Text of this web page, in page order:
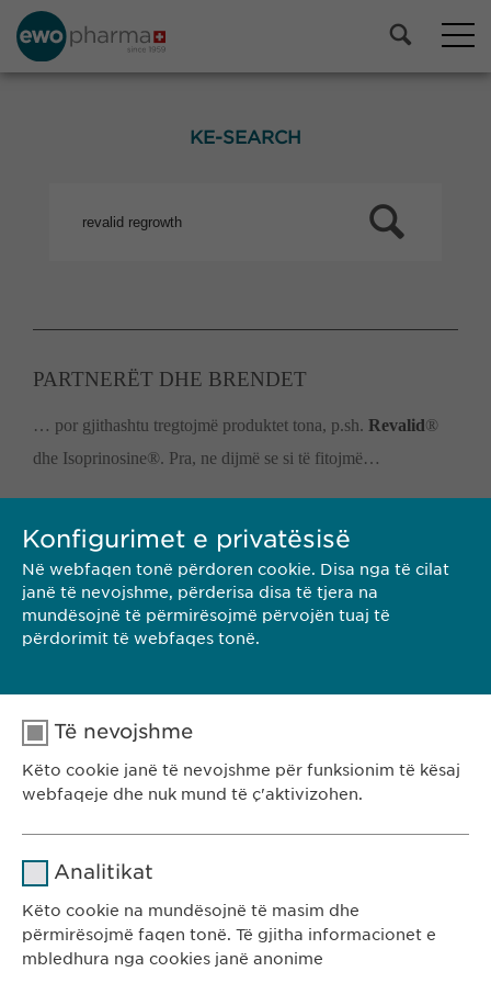
KE-SEARCH
PARTNERËT DHE BRENDET
… por gjithashtu tregtojmë produktet tona, p.sh. Revalid®
dhe Isoprinosine®. Pra, ne dijmë se si të fitojmë…
RRETH EWOPHARMA
…ë atëherë kemi blerë dhe lansuar produkte tona. Brendi
jonëRevalid® – një linjë produktesh për kujdesin holistik
STRATEGJIA JONË
flokëve…
Konfigurimet e privatësisë
Në webfaqen tonë përdoren cookie. Disa nga të cilat
janë të nevojshme, përderisa disa të tjera na
mundësojnë të përmirësojmë përvojën tuaj të
përdorimit të webfaqes tonë.
Të nevojshme
Këto cookie janë të nevojshme për funksionim të kësaj
webfaqeje dhe nuk mund të ç'aktivizohen.
Kohëzgjatja 1 vit
Analitikat
Këto cookie na mundësojnë të masim dhe
përmirësojmë faqen tonë. Të gjitha informacionet e
mbledhura nga cookies janë anonime